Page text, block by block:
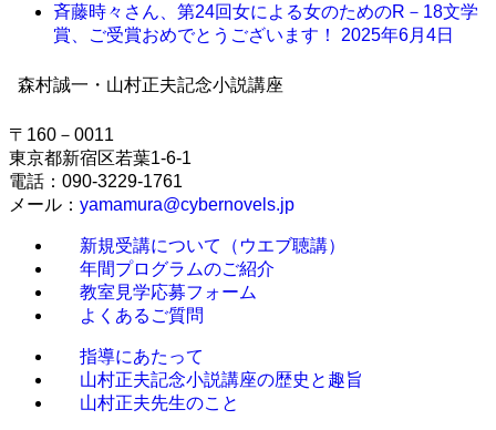
斉藤時々さん、第24回女による女のためのR－18文学
賞、ご受賞おめでとうございます！ 2025年6月4日
森村誠一・山村正夫記念小説講座
〒 160 － 0011
東京都新宿区若葉1-6-1
電話：090-3229-1761
メール： yamamura@cybernovels.jp
新規受講について（ウエブ聴講）
年間プログラムのご紹介
教室見学応募フォーム
よくあるご質問
指導にあたって
山村正夫記念小説講座の歴史と趣旨
山村正夫先生のこと